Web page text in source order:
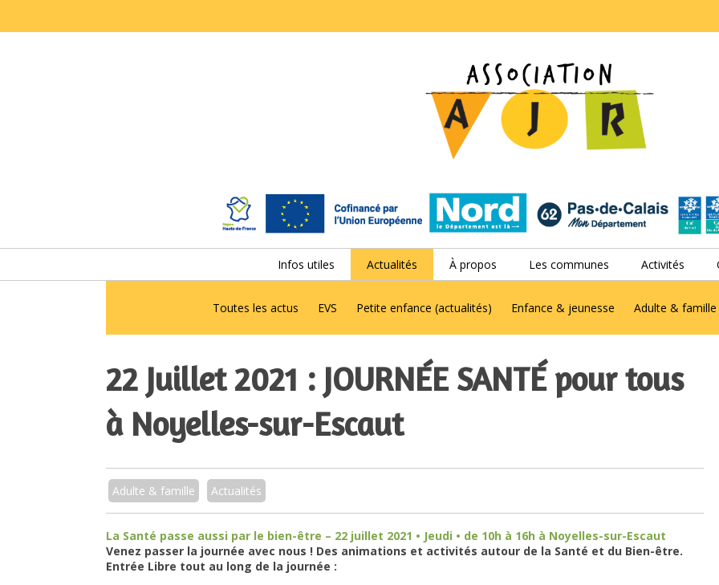
Infos utiles Actualités À propos Les communes Activités
Toutes les actus EVS Petite enfance (actualités) Enfance & jeunesse Adulte & famille
22 Juillet 2021 : JOURNÉE SANTÉ pour tous
à Noyelles-sur-Escaut
Adulte & famille Actualités
La Santé passe aussi par le bien-être – 22 juillet 2021 • Jeudi • de 10h à 16h à Noyelles-sur-Escaut
Venez passer la journée avec nous ! Des animations et activités autour de la Santé et du Bien-être.
Entrée Libre tout au long de la journée :